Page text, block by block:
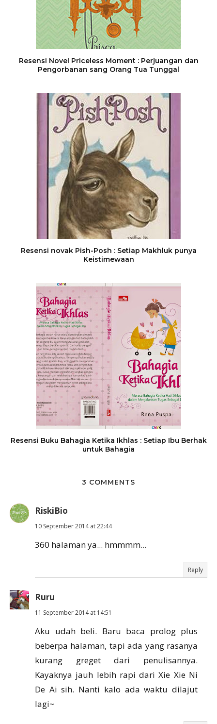
Resensi Novel Priceless Moment : Perjuangan dan
Pengorbanan sang Orang Tua Tunggal
Resensi novak Pish-Posh : Setiap Makhluk punya
Keistimewaan
Resensi Buku Bahagia Ketika Ikhlas : Setiap Ibu Berhak
untuk Bahagia
3 COMMENTS
RiskiBio
10 September 2014 at 22:44
360 halaman ya... hmmmm...
Reply
Ruru
11 September 2014 at 14:51
Aku udah beli. Baru baca prolog plus
beberpa halaman, tapi ada yang rasanya
kurang greget dari penulisannya.
Kayaknya jauh lebih rapi dari Xie Xie Ni
De Ai sih. Nanti kalo ada waktu dilajut
lagi~